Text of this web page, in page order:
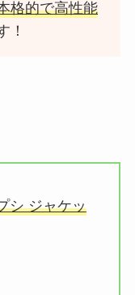
格的で高性能
！
シ ジャケッ